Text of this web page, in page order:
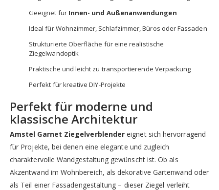
Geeignet für Innen- und Außenanwendungen
Ideal für Wohnzimmer, Schlafzimmer, Büros oder Fassaden
Strukturierte Oberfläche für eine realistische
Ziegelwandoptik
Praktische und leicht zu transportierende Verpackung
Perfekt für kreative DIY-Projekte
Perfekt für moderne und
klassische Architektur
Amstel Garnet Ziegelverblender eignet sich hervorragend
für Projekte, bei denen eine elegante und zugleich
charaktervolle Wandgestaltung gewünscht ist. Ob als
Akzentwand im Wohnbereich, als dekorative Gartenwand oder
als Teil einer Fassadengestaltung – dieser Ziegel verleiht